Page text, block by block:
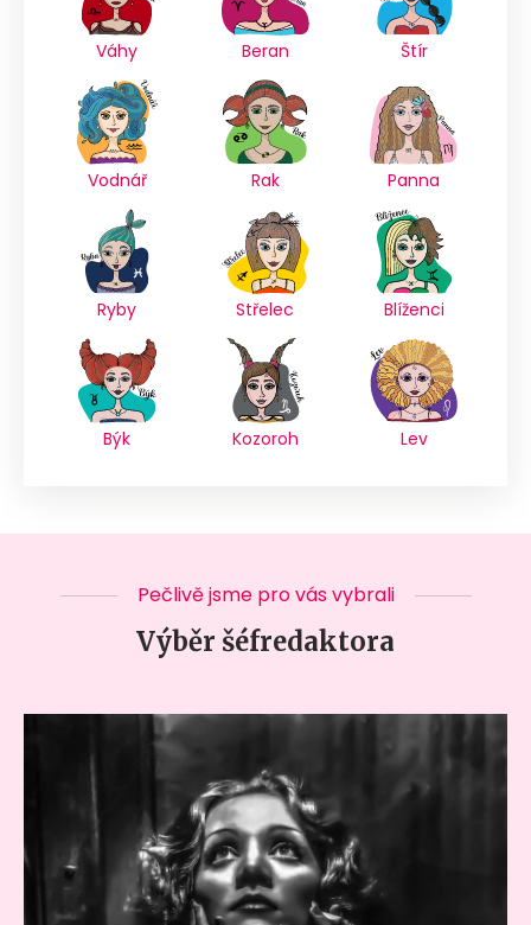
Váhy Beran Štír
Vodnář Rak Panna
Ryby Střelec Blíženci
Býk Kozoroh Lev
Pečlivě jsme pro vás vybrali
Výběr šéfredaktora